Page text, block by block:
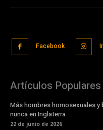
Facebook
Artículos Populares
Más hombres homosexuales
nunca en Inglaterra
22 de junio de 2026